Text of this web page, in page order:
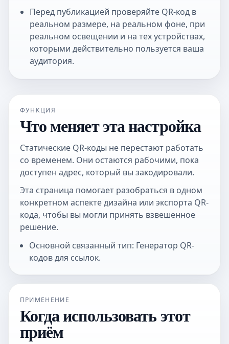
Перед публикацией проверяйте QR-код в
реальном размере, на реальном фоне, при
реальном освещении и на тех устройствах,
которыми действительно пользуется ваша
аудитория.
ФУНКЦИЯ
Что меняет эта настройка
Статические QR-коды не перестают работать
со временем. Они остаются рабочими, пока
доступен адрес, который вы закодировали.
Эта страница помогает разобраться в одном
конкретном аспекте дизайна или экспорта QR-
кода, чтобы вы могли принять взвешенное
решение.
Основной связанный тип: Генератор QR-
кодов для ссылок.
ПРИМЕНЕНИЕ
Когда использовать этот
приём